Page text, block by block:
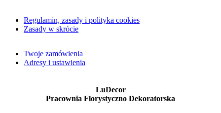
Regulamin, zasady i polityka cookies
Zasady w skrócie
Twoje zamówienia
Adresy i ustawienia
LuDecor
Pracownia Florystyczno Dekoratorska